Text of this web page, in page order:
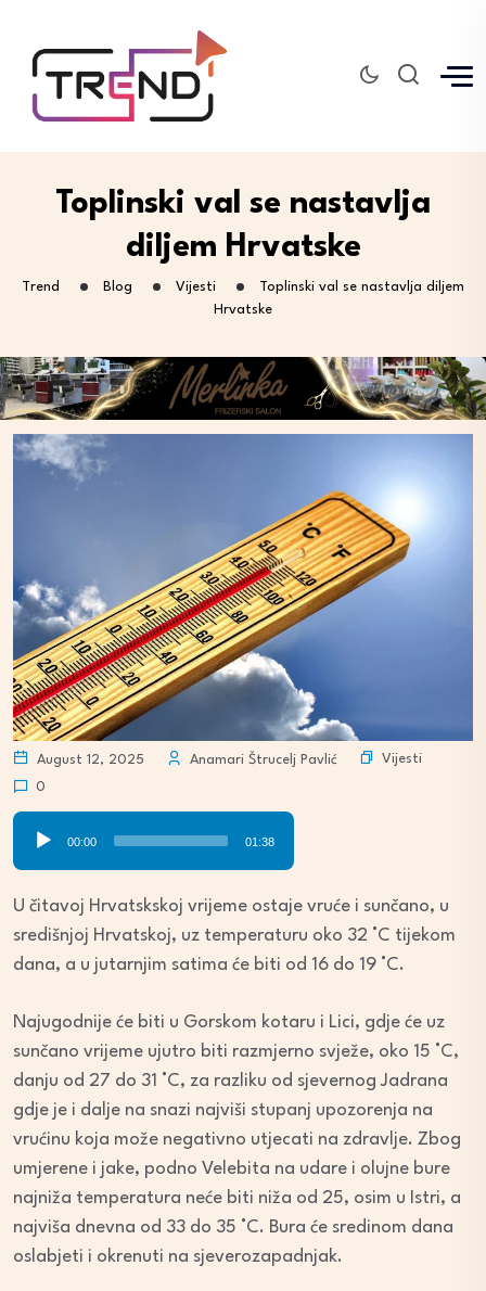
Toplinski val se nastavlja
diljem Hrvatske
Trend Blog Vijesti
Toplinski val se nastavlja diljem
Hrvatske
August 12, 2025 Anamari Štrucelj Pavlić
Vijesti
0
Audio
Player
00:00 01:38
U čitavoj Hrvatskskoj vrijeme ostaje vruće i sunčano, u
središnjoj Hrvatskoj, uz temperaturu oko 32 °C tijekom
dana, a u jutarnjim satima će biti od 16 do 19 °C.
Najugodnije će biti u Gorskom kotaru i Lici, gdje će uz
sunčano vrijeme ujutro biti razmjerno svježe, oko 15 °C,
danju od 27 do 31 °C, za razliku od sjevernog Jadrana
gdje je i dalje na snazi najviši stupanj upozorenja na
vrućinu koja može negativno utjecati na zdravlje. Zbog
umjerene i jake, podno Velebita na udare i olujne bure
najniža temperatura neće biti niža od 25, osim u Istri, a
najviša dnevna od 33 do 35 °C. Bura će sredinom dana
oslabjeti i okrenuti na sjeverozapadnjak.